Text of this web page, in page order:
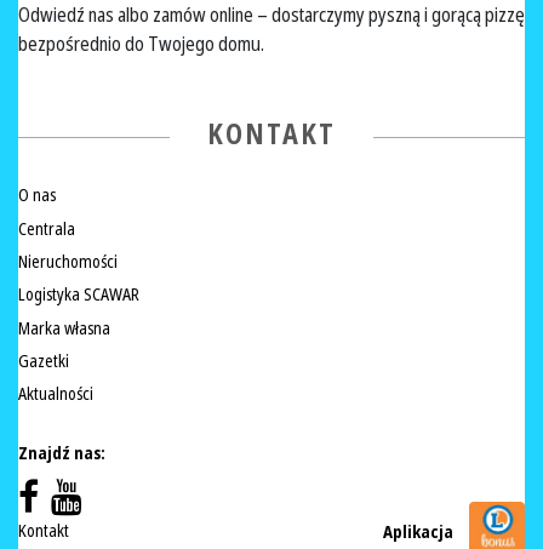
Odwiedź nas albo zamów online – dostarczymy pyszną i gorącą pizzę
bezpośrednio do Twojego domu.
KONTAKT
O nas
Centrala
Nieruchomości
Logistyka SCAWAR
Marka własna
Gazetki
Aktualności
Znajdź nas:
Kontakt
Aplikacja